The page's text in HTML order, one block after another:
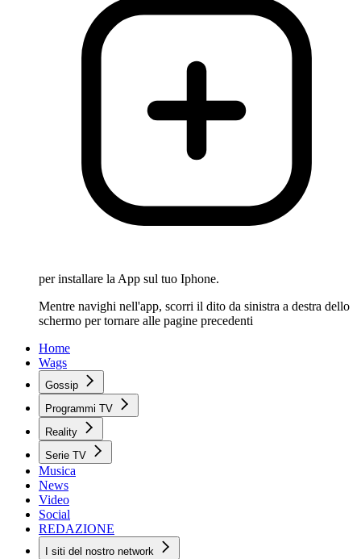
per installare la App sul tuo Iphone.
Mentre navighi nell'app, scorri il dito da sinistra a destra dello
schermo per tornare alle pagine precedenti
Home
Wags
Gossip
Programmi TV
Reality
Serie TV
Musica
News
Video
Social
REDAZIONE
I siti del nostro network